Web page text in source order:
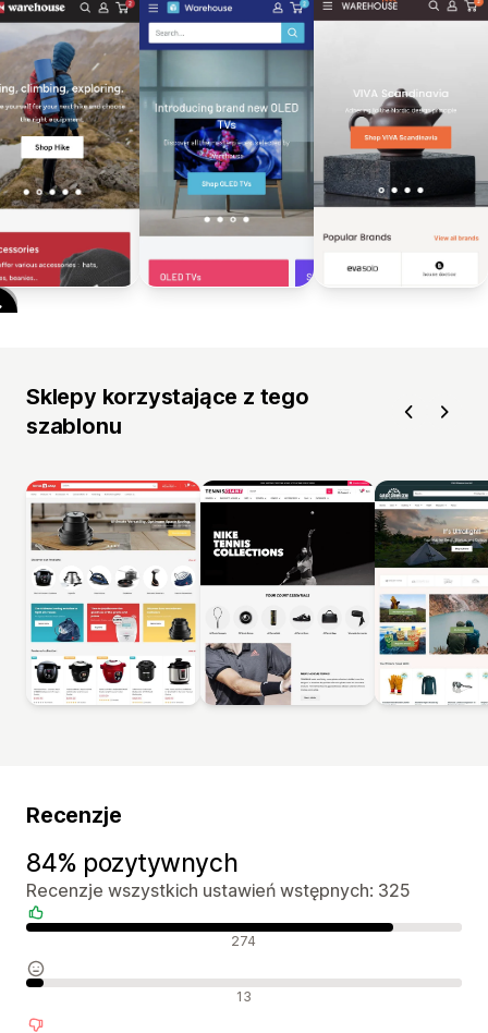
Sklepy korzystające z tego
szablonu
Recenzje
84% pozytywnych
Recenzje wszystkich ustawień wstępnych: 325
Pozytywne recenzje 274
Neutralne recenzje 13